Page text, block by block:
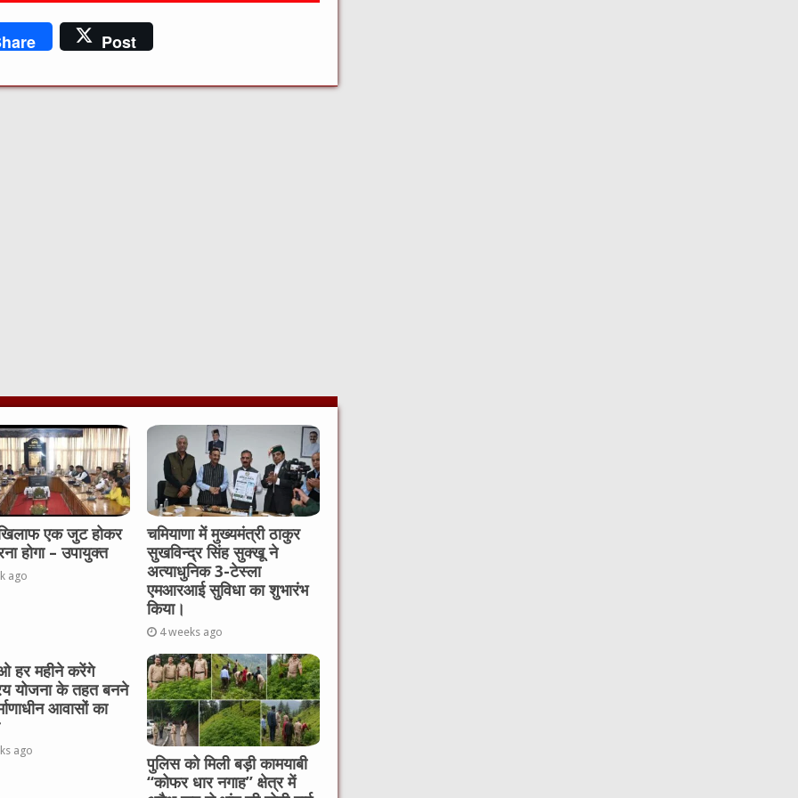
Post
एक जुट होकर
होगा – उपायुक्त
ago
चमियाणा में मुख्यमंत्री ठाकुर
सुखविन्द्र सिंह सुक्खू ने
अत्याधुनिक 3-टेस्ला
एमआरआई सुविधा का शुभारंभ
किया।
4 weeks ago
हर महीने करेंगे
योजना के तहत बनने
आवासों का
ago
पुलिस को मिली बड़ी कामयाबी
“कोफर धार नगाह” क्षेत्र में